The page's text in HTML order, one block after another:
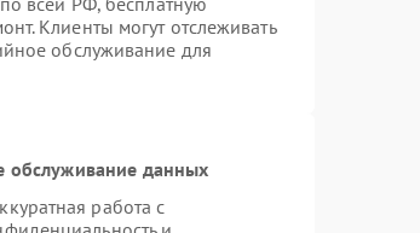
Клиенты могут отслеживать
обслуживание для
обслуживание данных
работа с